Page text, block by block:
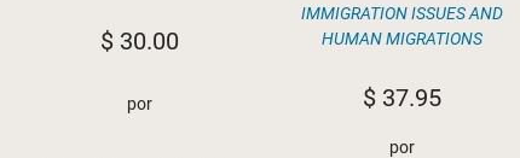
$30.00
por
IMMIGRATION ISSUES AND
HUMAN MIGRATIONS
$ 37.95
por